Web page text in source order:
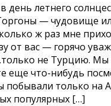
день летнего
— чудовище
ж раз мне
от вас — горячо
не Турцию.
еще что-нибудь
побывали только на
популярных […]